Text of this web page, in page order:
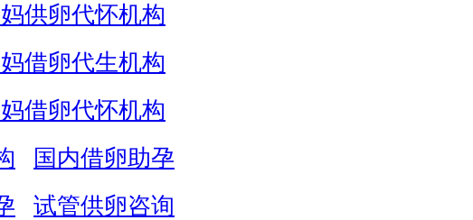
供卵代怀机构
借卵代生机构
借卵代怀机构
国内借卵助孕
试管供卵咨询